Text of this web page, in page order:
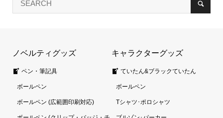
ノベルティグッズ
ペン・筆記具
ボールペン
ボールペン (広範囲印刷対応)
キャラクターグッズ
ていたん&ブラックていたん
ボールペン
Tシャツ･ポロシャツ